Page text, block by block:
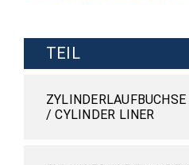
TEIL
ZYLINDERLAUFBUCHSE
/ CYLINDER LINER